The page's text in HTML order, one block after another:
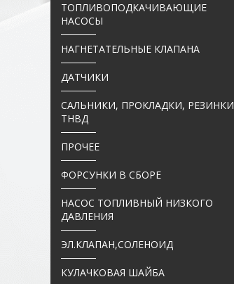
ТОПЛИВОПОДКАЧИВАЮЩИЕ
НАСОСЫ
НАГНЕТАТЕЛЬНЫЕ КЛАПАНА
ДАТЧИКИ
САЛЬНИКИ, ПРОКЛАДКИ, РЕЗИНКИ
ТНВД
ПРОЧЕЕ
ФОРСУНКИ В СБОРЕ
НАСОС ТОПЛИВНЫЙ НИЗКОГО
ДАВЛЕНИЯ
ЭЛ.КЛАПАН,СОЛЕНОИД
КУЛАЧКОВАЯ ШАЙБА